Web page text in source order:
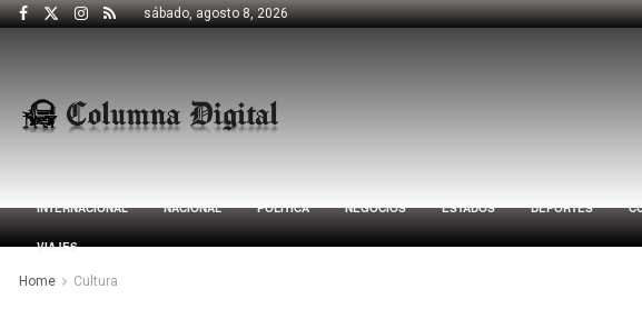
sábado, agosto 8, 2026
INTERNACIONAL NACIONAL POLÍTICA NEGOCIOS ESTADOS DEPORTES
VIAJES
Home Cultura